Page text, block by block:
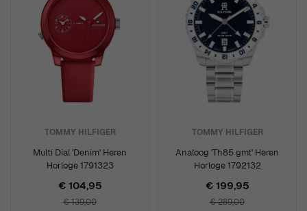
TOMMY HILFIGER
Multi Dial 'Denim' Heren
Horloge 1791323
€ 104,95
€ 139,00
TOMMY HILFIGER
Analoog 'Th85 gmt' Heren
Horloge 1792132
€ 199,95
€ 289,00